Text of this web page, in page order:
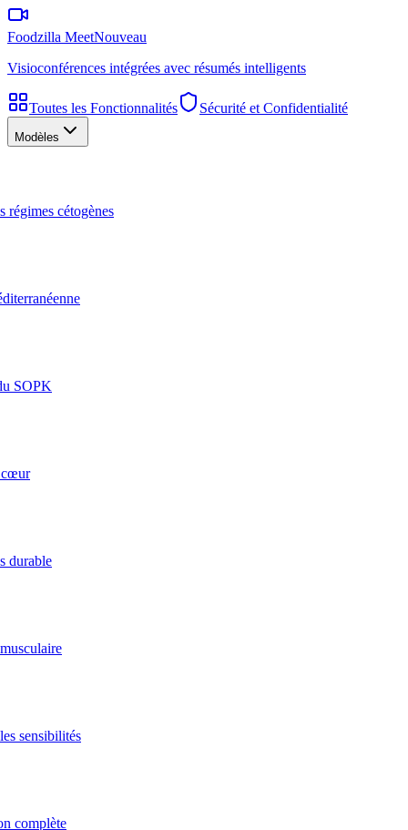
Foodzilla MeetNouveau
Visioconférences intégrées avec résumés intelligents
Toutes les Fonctionnalités Sécurité et Confidentialité
Modèles
régimes cétogènes
SOPK
cœur
durable
sensibilités
complète